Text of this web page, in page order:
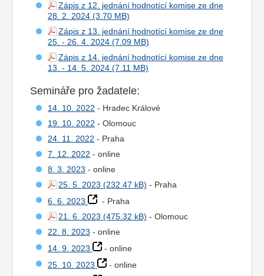
Zápis z 12. jednání hodnotící komise ze dne
28. 2. 2024
Zápis z 13. jednání hodnotící komise ze dne
25. - 26. 4. 2024
Zápis z 14. jednání hodnotící komise ze dne
13. - 14. 5. 2024
Semináře pro žadatele:
14. 10. 2022 - Hradec Králové
19. 10. 2022 - Olomouc
24. 11. 2022 - Praha
7. 12. 2022 - online
8. 3. 2023 - online
25. 5. 2023
- Praha
6. 6. 2023
- Praha
21. 6. 2023
- Olomouc
22. 8. 2023 - online
14. 9. 2023
- online
25. 10. 2023
- online